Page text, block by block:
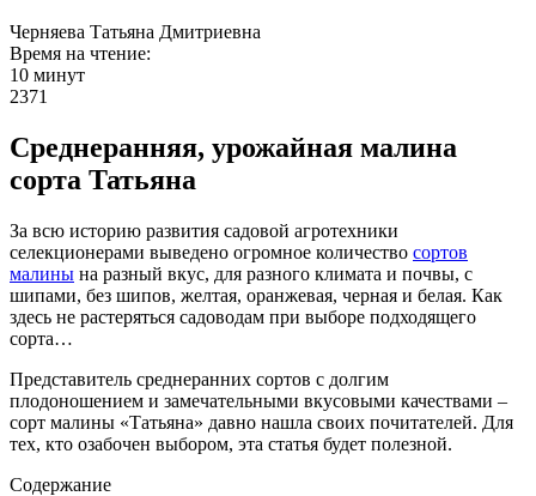
Черняева Татьяна Дмитриевна
Время на чтение:
10 минут
2371
Среднеранняя, урожайная малина
сорта Татьяна
За всю историю развития садовой агротехники
селекционерами выведено огромное количество сортов
малины на разный вкус, для разного климата и почвы, с
шипами, без шипов, желтая, оранжевая, черная и белая. Как
здесь не растеряться садоводам при выборе подходящего
сорта…
Представитель среднеранних сортов с долгим
плодоношением и замечательными вкусовыми качествами –
сорт малины «Татьяна» давно нашла своих почитателей. Для
тех, кто озабочен выбором, эта статья будет полезной.
Содержание